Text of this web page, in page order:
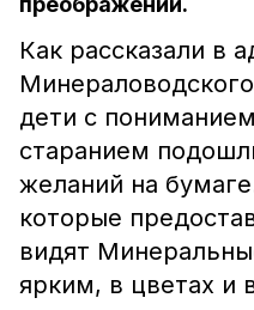
Как рассказали в
дети с
старанием
желаний на
которые
видят
ярким, в цветах и